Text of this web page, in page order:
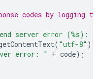
codes by logging
server error (%s):
( "utf-8" ));
error: " + code);